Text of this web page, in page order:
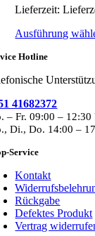
Lieferzeit:
Ausführung
Hotline
41682372
– Fr. 09:00 – 12:30
Di., Do. 14:00 –
Service
Kontakt
Rückgabe
Defektes Produkt
Vertrag